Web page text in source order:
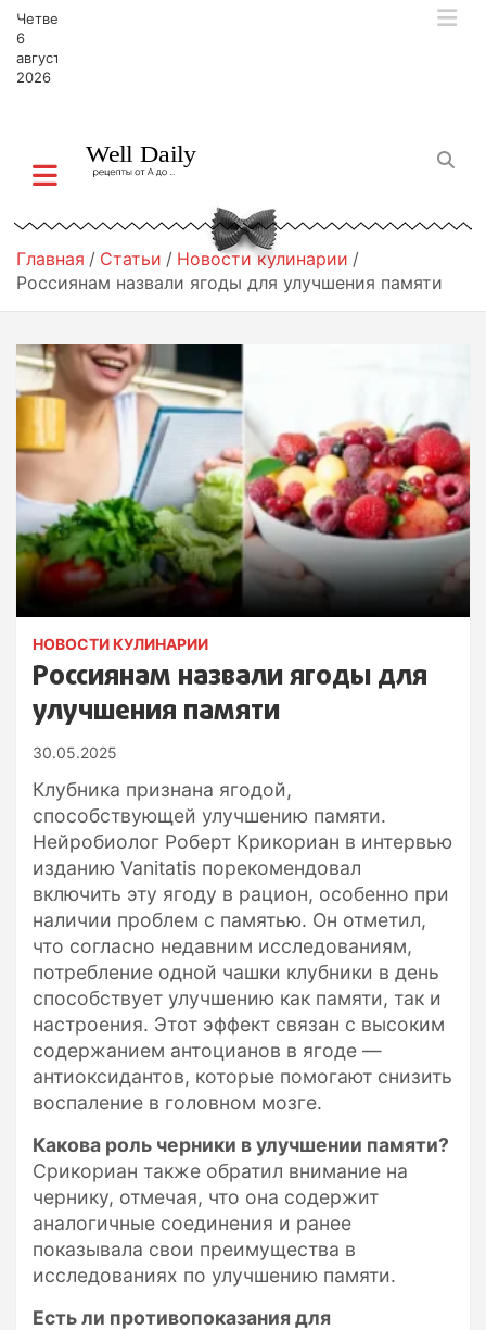
Четверг,
6
августа,
2026
Главная Статьи
Новости кулинарии
Россиянам назвали ягоды для улучшения памяти
НОВОСТИ КУЛИНАРИИ
Россиянам назвали ягоды для
улучшения памяти
30.05.2025
Клубника признана ягодой,
способствующей улучшению памяти.
Нейробиолог Роберт Крикориан в интервью
изданию Vanitatis порекомендовал
включить эту ягоду в рацион, особенно при
наличии проблем с памятью. Он отметил,
что согласно недавним исследованиям,
потребление одной чашки клубники в день
способствует улучшению как памяти, так и
настроения. Этот эффект связан с высоким
содержанием антоцианов в ягоде —
антиоксидантов, которые помогают снизить
воспаление в головном мозге.
Какова роль черники в улучшении памяти?
Cрикориан также обратил внимание на
чернику, отмечая, что она содержит
аналогичные соединения и ранее
показывала свои преимущества в
исследованиях по улучшению памяти.
Есть ли противопоказания для